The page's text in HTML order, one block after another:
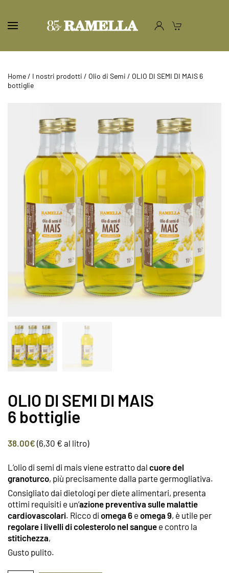
Home/ I nostri prodotti / Olio di Semi / OLIO DI SEMI DI MAIS 6
bottiglie
OLIO DI SEMI DI MAIS
6 bottiglie
38.00€ (6,30 € al litro)
L’olio di semi di mais viene estratto dal cuore del
granoturco, più precisamente dalla parte germogliativa.
Consigliato dai dietologi per diete alimentari, presenta
ottimi requisiti e un’azione preventiva sulle malattie
cardiovascolari. Ricco di omega 6 e omega 9, è utile per
regolare i livelli di colesterolo nel sangue e contro la
stitichezza,
Gusto pulito.